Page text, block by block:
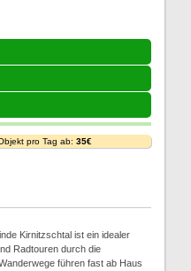
pro Tag ab: 35€
Kirnitzschtal ist ein idealer
Radtouren durch die
führen fast ab Haus